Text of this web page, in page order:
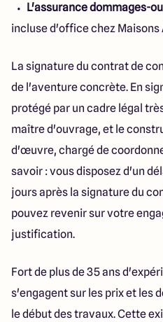
L'assurance dommages-
incluse d'office chez Maisons
La signature du contrat de
de l'aventure concrète. En
protégé par un cadre légal
maître d'ouvrage, et le
d'œuvre, chargé de
savoir : vous disposez d'un
jours après la signature du
pouvez revenir sur votre
justification.
Fort de plus de 35 ans
s'engagent sur les prix et les
le début des travaux. Cette